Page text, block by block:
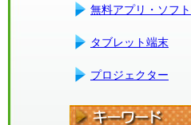
無料アプリ・ソフト
タブレット端末
プロジェクター